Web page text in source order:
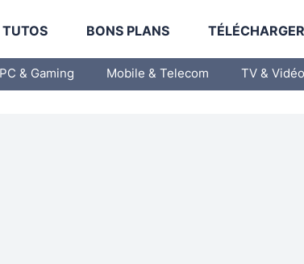
TUTOS BONS PLANS
PC & Gaming Mobile & Telecom TV & Vidéo